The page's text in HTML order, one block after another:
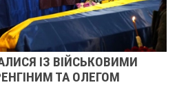
ІЗ ВІЙСЬКОВИМИ
ТА ОЛЕГОМ